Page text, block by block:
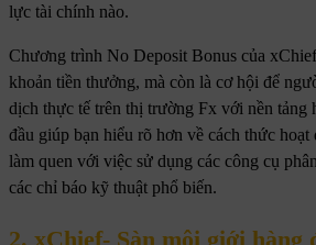
lực tài chính nào.
Chương trình No Deposit Bonus của
khoản tiền thưởng, mà còn là cơ hội để
dịch thực tế trên thị trường Fx với nền tảng
đầu giúp bạn hiểu rõ hơn về cách thức
làm quen với việc sử dụng các công cụ
các chỉ báo kỹ thuật phổ biến.
2. xChief- Sàn môi giới hàng